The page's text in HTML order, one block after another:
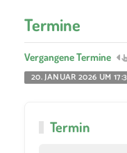
Termine
Vergangene Termine
20. JANUAR 2026 UM
Termin